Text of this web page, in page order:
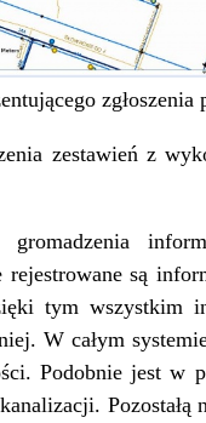
zgłoszenia
zestawień z
są
tym wszystkim
W całym
Podobnie jest w